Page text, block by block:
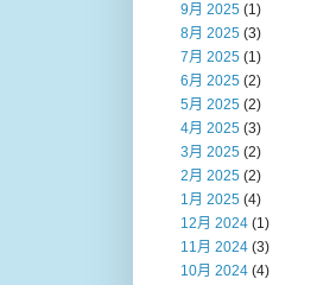
9月 2025 (1)
8月 2025 (3)
7月 2025 (1)
6月 2025 (2)
5月 2025 (2)
4月 2025 (3)
3月 2025 (2)
2月 2025 (2)
1月 2025 (4)
12月 2024 (1)
11月 2024 (3)
10月 2024 (4)